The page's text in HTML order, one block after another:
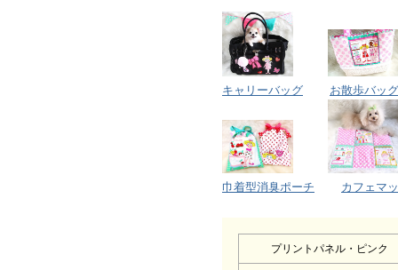
キャリーバッグ お散歩バッグ
巾着型消臭ポーチ カフェマ
プリントパネル・ピンク